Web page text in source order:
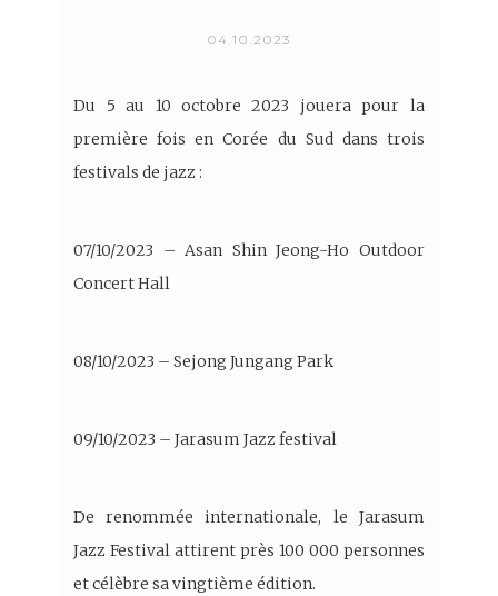
04.10.2023
Du 5 au 10 octobre 2023 jouera pour la
première fois en Corée du Sud dans trois
festivals de jazz :
07/10/2023 – Asan Shin Jeong-Ho Outdoor
Concert Hall
08/10/2023 – Sejong Jungang Park
09/10/2023 – Jarasum Jazz festival
De renommée internationale, le Jarasum
Jazz Festival attirent près 100 000 personnes
et célèbre sa vingtième édition.